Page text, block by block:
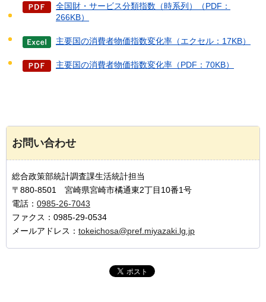
全国財・サービス分類指数（時系列）（PDF：
266KB）
主要国の消費者物価指数変化率（エクセル：17KB）
主要国の消費者物価指数変化率（PDF：70KB）
お問い合わせ
総合政策部統計調査課生活統計担当
〒880-8501 宮崎県宮崎市橘通東2丁目10番1号
電話： 0985-26-7043
ファクス：0985-29-0534
メールアドレス： tokeichosa@pref.miyazaki.lg.jp